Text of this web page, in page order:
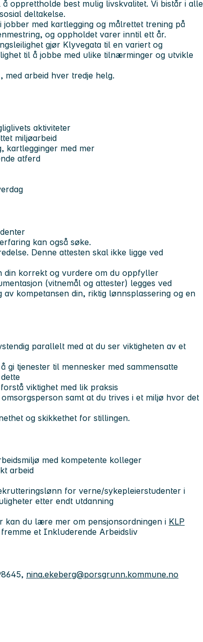
opprettholde best mulig livskvalitet. Vi bistår i alle
deltakelse.
med kartlegging og målrettet trening på
og oppholdet varer inntil ett år.
gjør Klyvegata til en variert og
til å jobbe med ulike tilnærminger og utvikle
arbeid hver tredje helg.
aktiviteter
miljøarbeid
kartlegginger med mer
atferd
kan også søke.
Denne attesten skal ikke ligge ved
din korrekt og vurdere om du oppfyller
(vitnemål og attester) legges ved
kompetansen din, riktig lønnsplassering og en
parallelt med at du ser viktigheten av et
gi tjenester til mennesker med sammensatte
viktighet med lik praksis
samt at du trives i et miljø hvor det
og skikkethet for stillingen.
med kompetente kolleger
arbeid
for verne/sykepleierstudenter i
etter endt utdanning
kan du lære mer om pensjonsordningen i KLP
et Inkluderende Arbeidsliv
nina.ekeberg@porsgrunn.kommune.no